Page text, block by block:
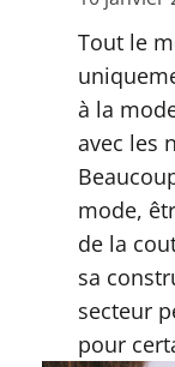
Tout le
à la
avec les
mode,
de la
sa
secteur
pour